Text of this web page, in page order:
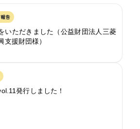
告
いただきました（公益財団法人三菱
支援財団様）
発行しました！